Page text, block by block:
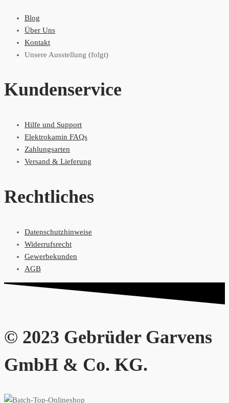
Blog
Über Uns
Kontakt
Unsere Ausstellung (folgt)
Kundenservice
Hilfe und Support
Elektrokamin FAQs
Zahlungsarten
Versand & Lieferung
Rechtliches
Datenschutzhinweise
Widerrufsrecht
Gewerbekunden
AGB
© 2023 Gebrüder Garvens
GmbH & Co. KG.